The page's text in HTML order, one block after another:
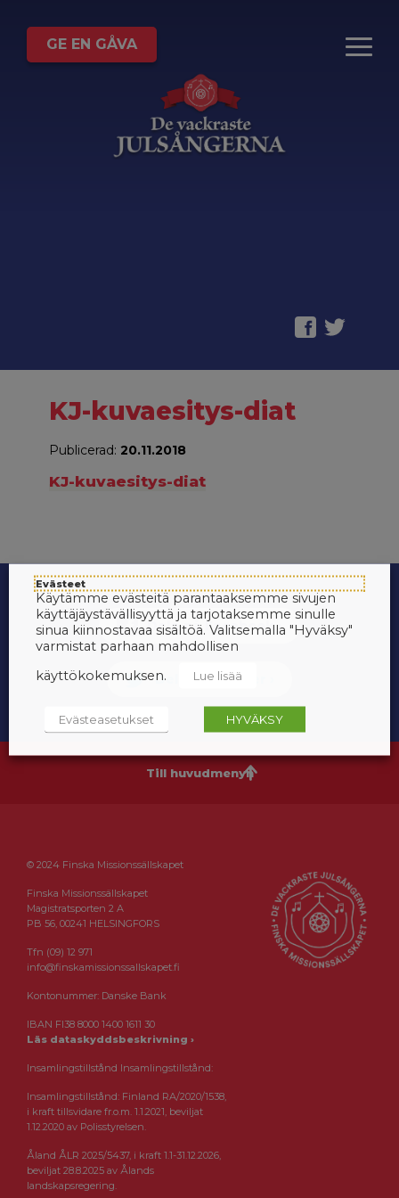
GE EN GÅVA
KJ-kuvaesitys-diat
Publicerad: 20.11.2018
KJ-kuvaesitys-diat
Till huvudmenyn
© 2024 Finska Missionssällskapet
Finska Missionssällskapet
Magistratsporten 2 A
PB 56, 00241 HELSINGFORS
Tfn (09) 12 971
info@finskamissionssallskapet.fi
Kontonummer: Danske Bank
IBAN FI38 8000 1400 1611 30
Läs dataskyddsbeskrivning ›
Insamlingstillstånd Insamlingstillstånd:
Insamlingstillstånd: Finland RA/2020/1538,
i kraft tillsvidare fr.o.m. 1.1.2021, beviljat
1.12.2020 av Polisstyrelsen.
Åland ÅLR 2025/5437, i kraft 1.1-31.12.2026,
beviljat 28.8.2025 av Ålands
landskapsregering.
Evästeet
Käytämme evästeitä parantaaksemme sivujen
käyttäjäystävällisyyttä ja tarjotaksemme sinulle
sinua kiinnostavaa sisältöä. Valitsemalla "Hyväksy"
varmistat parhaan mahdollisen
käyttökokemuksen.
Lue lisää
Evästeasetukset HYVÄKSY